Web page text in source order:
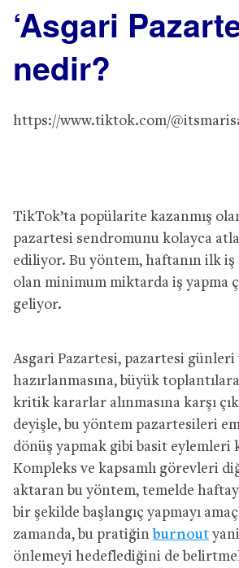
‘Asgari
nedir?
https://www.tiktok.com/
TikTok’ta popülarite kazanmış
pazartesi sendromunu kolayca
ediliyor. Bu yöntem, haftanın ilk
olan minimum miktarda iş yapma
geliyor.
Asgari Pazartesi, pazartesi
hazırlanmasına, büyük
kritik kararlar alınmasına karşı
deyişle, bu yöntem pazartesileri
dönüş yapmak gibi basit eylemleri
Kompleks ve kapsamlı görevleri
aktaran bu yöntem, temelde
bir şekilde başlangıç yapmayı
zamanda, bu pratiğin burnout
önlemeyi hedeflediğini de